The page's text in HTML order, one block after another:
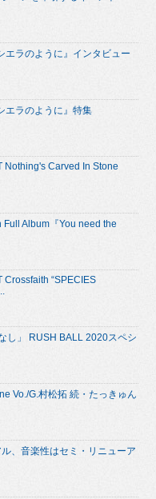
エラのように』インタビュー
エラのように』特集
Nothing's Carved In Stone
Full Album『You need the
Crossfaith “SPECIES
し」 RUSH BALL 2020スペシ
Vo./G.村松拓 続・たっきゅん
、音楽性はセミ・リニューア